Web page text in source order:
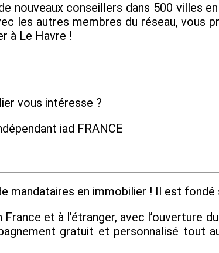
nouveaux conseillers dans 500 villes
les autres membres du réseau, vous
à Le Havre !
vous intéresse ?
iad FRANCE
mandataires en immobilier ! Il est
et à l’étranger, avec l’ouverture
gratuit et personnalisé